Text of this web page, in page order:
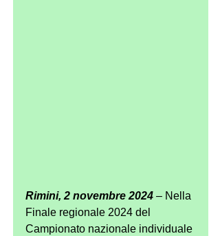
Rimini, 2 novembre 2024 – Nella
Finale regionale 2024 del
Campionato nazionale individuale